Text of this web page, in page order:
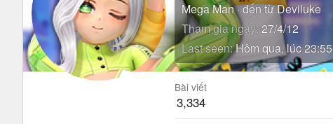
Mega Man·đến từDeviluke
Tham gia ngày 27/4/12
Last seen Hôm qua, lúc 23:55
Bài viết
3,334